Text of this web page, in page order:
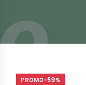
PROMO-59%